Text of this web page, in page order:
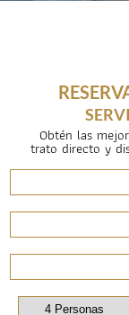
Obtén las
trato directo y